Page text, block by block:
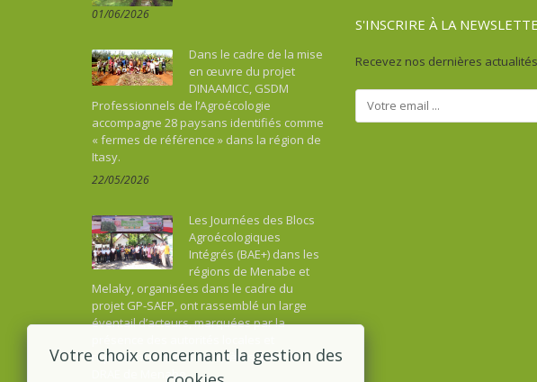
01/06/2026
Dans le cadre de la mise
en œuvre du projet
DINAAMICC, GSDM
Professionnels de l’Agroécologie
accompagne 28 paysans identifiés comme
« fermes de référence » dans la région de
Itasy.
22/05/2026
Les Journées des Blocs
Agroécologiques
Intégrés (BAE+) dans les
régions de Menabe et
Melaky, organisées dans le cadre du
projet GP-SAEP, ont rassemblé un large
éventail d’acteurs, marquées par la
représentants des ministères, dont la
DRAE de Menabe.
S'INSCRIRE À LA
Recevez nos dernières
Votre choix concernant la gestion des